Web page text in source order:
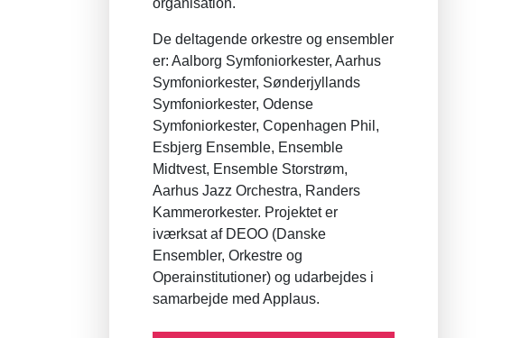
De deltagende orkestre og ensembler
er: Aalborg Symfoniorkester, Aarhus
Symfoniorkester, Sønderjyllands
Symfoniorkester, Odense
Symfoniorkester, Copenhagen Phil,
Esbjerg Ensemble, Ensemble
Midtvest, Ensemble Storstrøm,
Aarhus Jazz Orchestra, Randers
Kammerorkester. Projektet er
iværksat af DEOO (Danske
Ensembler, Orkestre og
Operainstitutioner) og udarbejdes i
samarbejde med Applaus.